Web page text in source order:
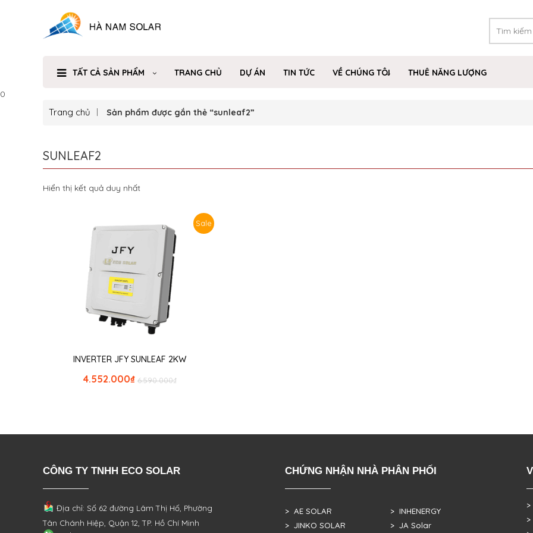
TẤT CẢ SẢN PHẨM TRANG CHỦ DỰ ÁN TIN TỨC VỀ CHÚNG TÔI
THUÊ NĂNG LƯỢNG
0
Trang chủ Sản phẩm được gắn thẻ “sunleaf2”
SUNLEAF2
Hiển thị kết quả duy nhất
Sale
INVERTER JFY SUNLEAF 2KW
₫
6.590.000
₫
4.552.000
CÔNG TY TNHH ECO SOLAR
Địa chỉ: Số 62 đường Lâm Thị Hố, Phường
Tân Chánh Hiệp, Quận 12, TP. Hồ Chí Minh
CHỨNG NHẬN NHÀ PHÂN PHỐI
> AE SOLAR
> JINKO SOLAR
> INHENERGY
> JA Solar
>